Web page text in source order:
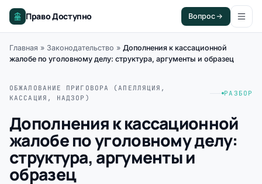
Право Доступно Вопрос
Главная » Законодательство » Дополнения к кассационной
жалобе по уголовному делу: структура, аргументы и образец
ОБЖАЛОВАНИЕ ПРИГОВОРА (АПЕЛЛЯЦИЯ,
КАССАЦИЯ, НАДЗОР)
РАЗБОР
Дополнения к кассационной
жалобе по уголовному делу:
структура, аргументы и
образец